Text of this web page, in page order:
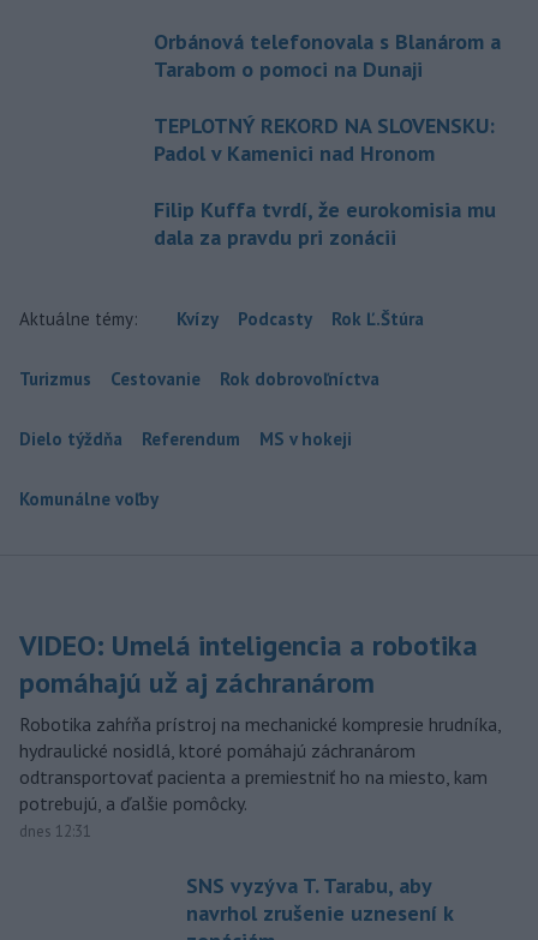
Orbánová telefonovala s Blanárom a
Tarabom o pomoci na Dunaji
TEPLOTNÝ REKORD NA SLOVENSKU:
Padol v Kamenici nad Hronom
Filip Kuffa tvrdí, že eurokomisia mu
dala za pravdu pri zonácii
Aktuálne témy: Kvízy Podcasty Rok Ľ.Štúra
Turizmus Cestovanie Rok dobrovoľníctva
Dielo týždňa Referendum MS v hokeji
Komunálne voľby
VIDEO: Umelá inteligencia a robotika
pomáhajú už aj záchranárom
Robotika zahŕňa prístroj na mechanické kompresie hrudníka,
hydraulické nosidlá, ktoré pomáhajú záchranárom
odtransportovať pacienta a premiestniť ho na miesto, kam
potrebujú, a ďalšie pomôcky.
dnes 12:31
SNS vyzýva T. Tarabu, aby
navrhol zrušenie uznesení k